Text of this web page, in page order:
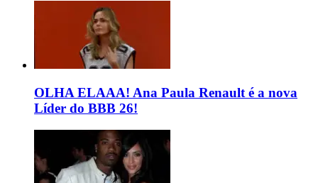
OLHA ELAAA! Ana Paula Renault é a nova
Líder do BBB 26!